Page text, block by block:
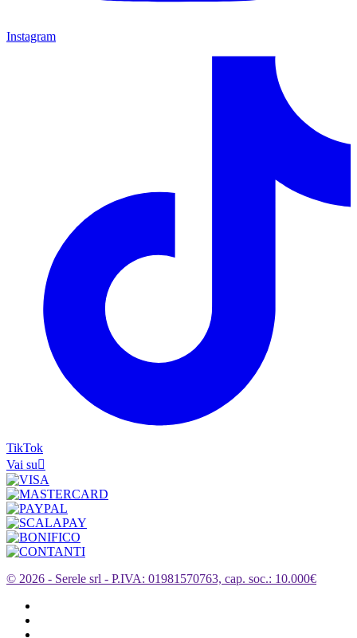
Instagram
TikTok
Vai su
© 2026 - Serele srl - P.IVA: 01981570763, cap. soc.: 10.000€